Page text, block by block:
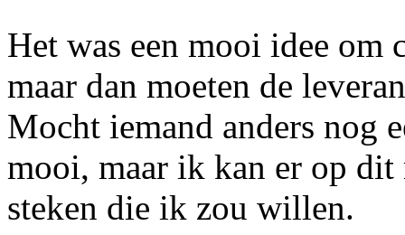
Het was een mooi idee
maar dan moeten de
Mocht iemand anders nog
mooi, maar ik kan er op
steken die ik zou willen.